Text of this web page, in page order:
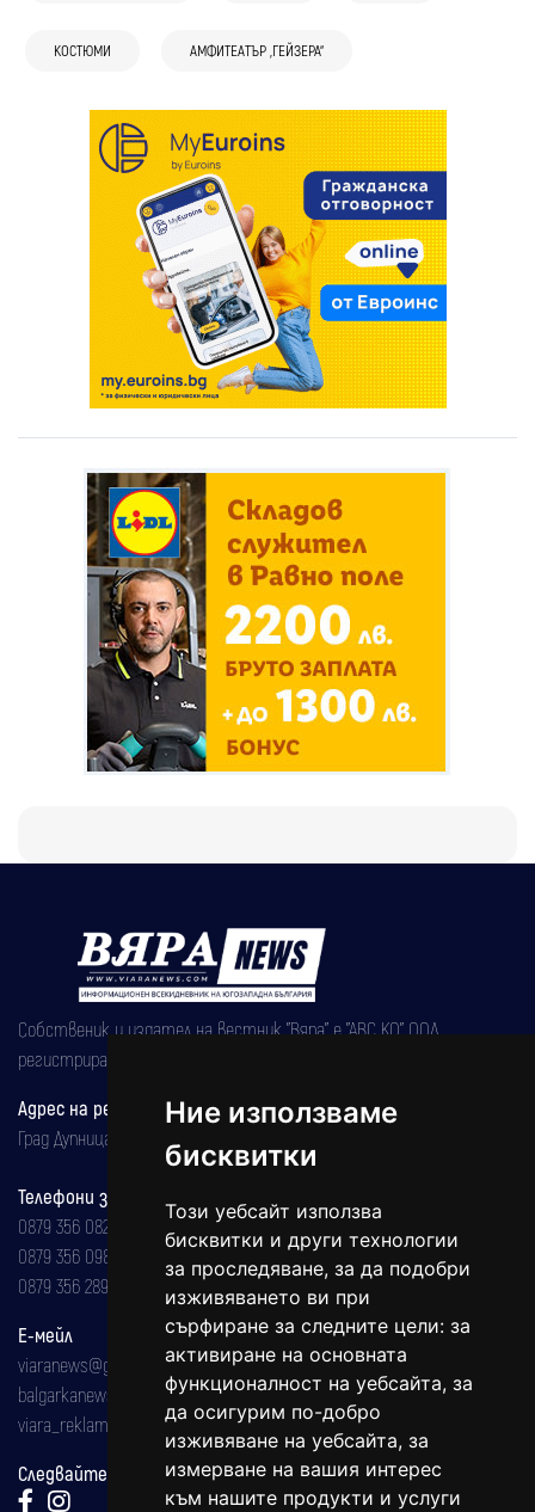
Ние използваме
бисквитки
Този уебсайт използва
бисквитки и други технологии
за проследяване, за да подобри
изживяването ви при
сърфиране за следните цели: за
активиране на основната
функционалност на уебсайта, за
да осигурим по-добро
изживяване на уебсайта, за
измерване на вашия интерес
към нашите продукти и услуги
КОСТЮМИ АМФИТЕАТЪР „ГЕЙЗЕРА“
Собственик и издател на вестник "Вяра" е "АВС КО" ООД,
регистрирана на 08.05.2002 година.
Адрес на редакцията
Град Дупница, ул.''Христо Ботев" 43
Телефони за реклама и абонаменти
0879 356 082
0879 356 098
0879 356 289
Е-мейл
viaranews@gmail.com
balgarkanews@gmail.com
viara_reklama@mail.bg
Следвайте ни: